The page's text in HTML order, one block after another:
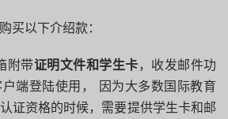
买以下介绍款：
附带证明文件和学生卡 ，收发邮件功
端登陆使用， 因为大多数国际教育
证资格的时候，需要提供学生卡和邮